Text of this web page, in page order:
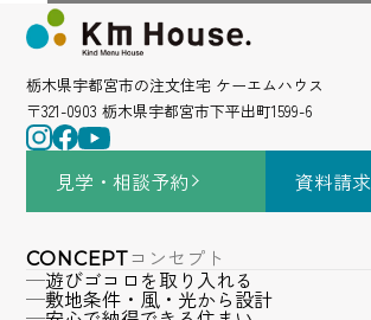
栃木県宇都宮市の注文住宅 ケーエムハウス
〒321-0903 栃木県宇都宮市下平出町1599-6
見学・相談予約 資料請求
CONCEPTコンセプト
遊びゴコロを取り入れる
敷地条件・風・光から設計